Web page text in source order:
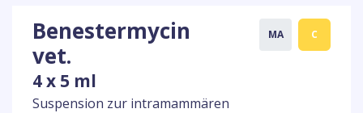
Benestermycin
vet.
4 x 5 ml
Suspension zur intramammären
MA C